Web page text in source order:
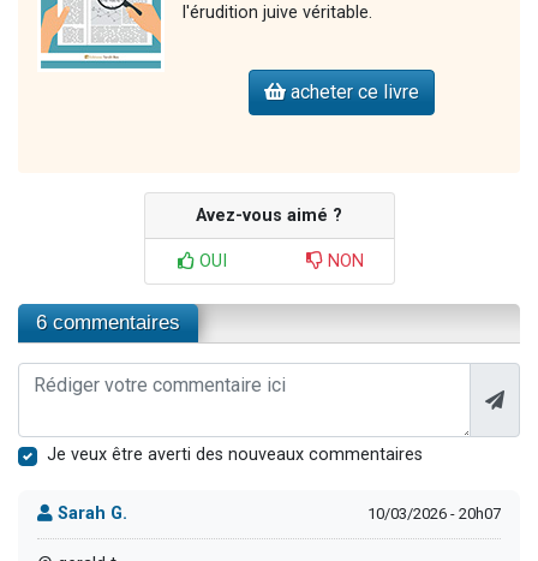
l'érudition juive véritable.
acheter ce livre
Avez-vous aimé ?
OUI NON
6 commentaires
Je veux être averti des nouveaux commentaires
Sarah G. 10/03/2026 - 20h07